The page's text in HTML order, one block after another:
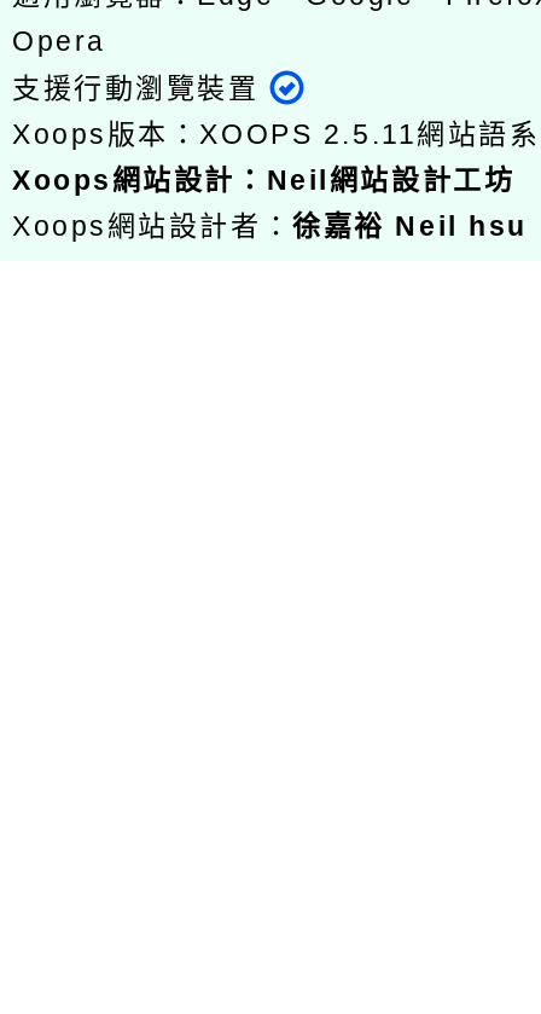
Opera
支援行動瀏覽裝置
Xoops版本： XOOPS 2.5.11網站語
Xoops網站設計 ： Neil網站設計工坊
Xoops網站設計者：徐嘉裕 Neil hsu